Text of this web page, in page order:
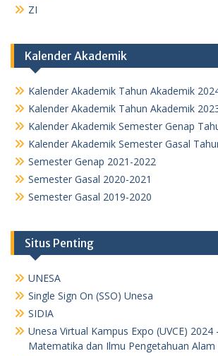
ZI
Kalender Akademik
Kalender Akademik Tahun Akademik
Kalender Akademik Tahun Akademik
Kalender Akademik Semester Genap
Kalender Akademik Semester Gasal
Semester Genap 2021-2022
Semester Gasal 2020-2021
Semester Gasal 2019-2020
Situs Penting
UNESA
Single Sign On (SSO) Unesa
SIDIA
Unesa Virtual Kampus Expo (UVCE) 2024
Matematika dan Ilmu Pengetahuan Alam